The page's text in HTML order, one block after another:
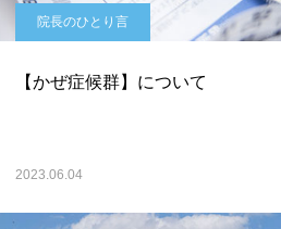
院長のひとり言
【かぜ症候群】について
2023.06.04